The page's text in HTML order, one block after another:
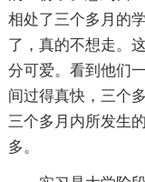
相处了三个多月的
了，真的不想走。
分可爱。看到他们
间过得真快，三个
三个多月内所发生
多。